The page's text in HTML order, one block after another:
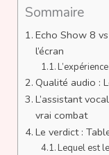
Sommaire
Echo Show 8
l’écran
Qualité audio :
L’assistant
vrai combat
Le verdict :
Lequel est